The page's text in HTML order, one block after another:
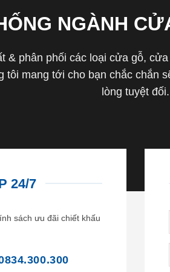
NGÀNH
& phân phối các loại cửa gỗ,
mang tới cho bạn chắc chắn
lòng tuyệt đối.
24/7
sách ưu đãi chiết khấu